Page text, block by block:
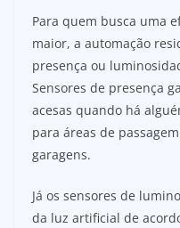
Para quem busca uma
maior, a automação
presença ou
Sensores de presença
acesas quando há
para áreas de
garagens.
Já os sensores de
da luz artificial de